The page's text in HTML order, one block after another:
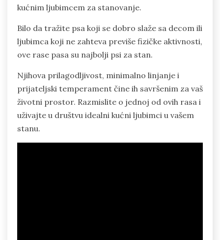
kućnim ljubimcem za stanovanje.
Bilo da tražite psa koji se dobro slaže sa decom ili
ljubimca koji ne zahteva previše fizičke aktivnosti,
ove rase pasa su najbolji psi za stan.
Njihova prilagodljivost, minimalno linjanje i
prijateljski temperament čine ih savršenim za vaš
životni prostor. Razmislite o jednoj od ovih rasa i
uživajte u društvu idealni kućni ljubimci u vašem
stanu.